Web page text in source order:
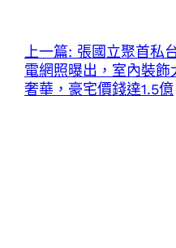
上一篇: 張國立聚首私
電網照曝出，室內裝飾
奢華，豪宅價錢達1.5億